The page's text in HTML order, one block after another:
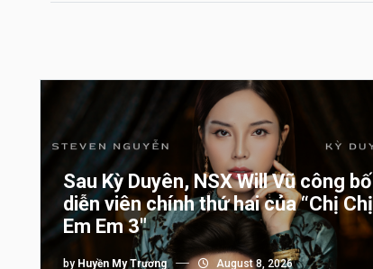
Sau Kỳ Duyên, NSX Will Vũ công bố
diễn viên chính thứ hai của “Chị Chị
Em Em 3″
by Huyền My Trương August 8, 2026